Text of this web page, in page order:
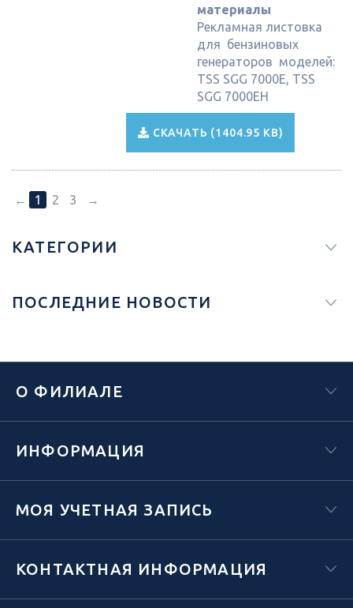
материалы
Рекламная листовка
для бензиновых
генераторов моделей:
TSS SGG 7000E, TSS
SGG 7000EH
СКАЧАТЬ (1404.95 KB)
← 1 2 3 →
КАТЕГОРИИ
ПОСЛЕДНИЕ НОВОСТИ
О ФИЛИАЛЕ
ИНФОРМАЦИЯ
МОЯ УЧЕТНАЯ ЗАПИСЬ
КОНТАКТНАЯ ИНФОРМАЦИЯ